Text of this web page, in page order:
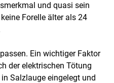
content
und quasi sein
Forelle älter als 24
Ein wichtiger Faktor
der elektrischen Tötung
Salzlauge eingelegt und